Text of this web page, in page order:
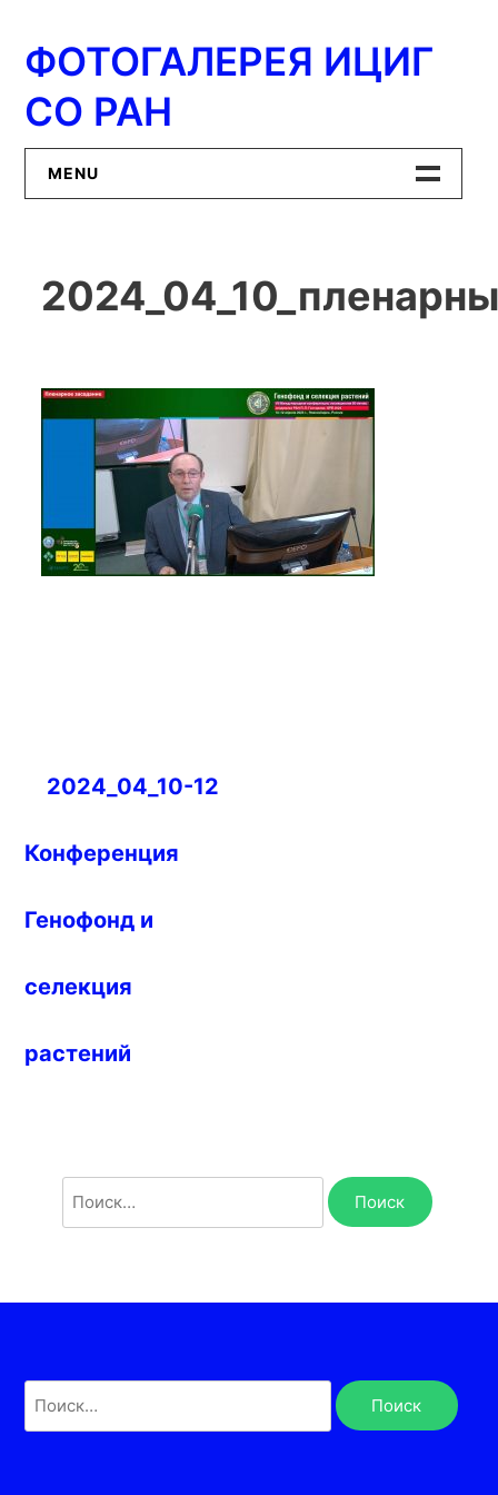
содержимому
ФОТОГАЛЕРЕЯ ИЦИГ
СО РАН
MENU
ИЦиГ СО РАН
Навигация
записям
2024_04_10-12
Конференция
Генофонд и
селекция
растений
Найти: